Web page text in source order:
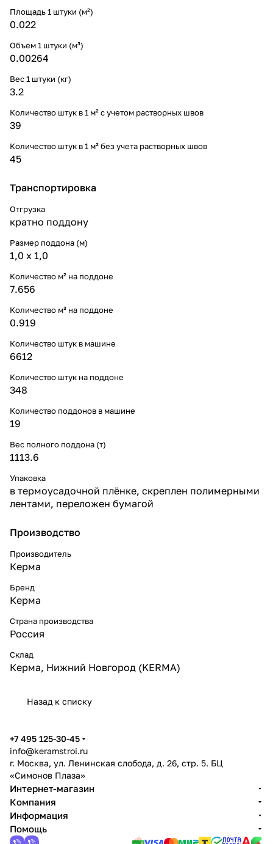
Площадь 1 штуки (м²)
0.022
Объем 1 штуки (м³)
0.00264
Вес 1 штуки (кг)
3.2
Количество штук в 1 м² с учетом растворных швов
39
Количество штук в 1 м² без учета растворных швов
45
Транспортировка
Отгрузка
кратно поддону
Размер поддона (м)
1,0 х 1,0
Количество м² на поддоне
7.656
Количество м³ на поддоне
0.919
Количество штук в машине
6612
Количество штук на поддоне
348
Количество поддонов в машине
19
Вес полного поддона (т)
1113.6
Упаковка
в термоусадочной плёнке, скреплен полимерными
лентами, переложен бумагой
Производство
Производитель
Керма
Бренд
Керма
Страна производства
Россия
Склад
Керма, Нижний Новгород (KERMA)
Назад к списку
+7 495 125-30-45
info@keramstroi.ru
г. Москва, ул. Ленинская слобода, д. 26, стр. 5. БЦ
«Симонов Плаза»
Интернет-магазин
Компания
Информация
Помощь